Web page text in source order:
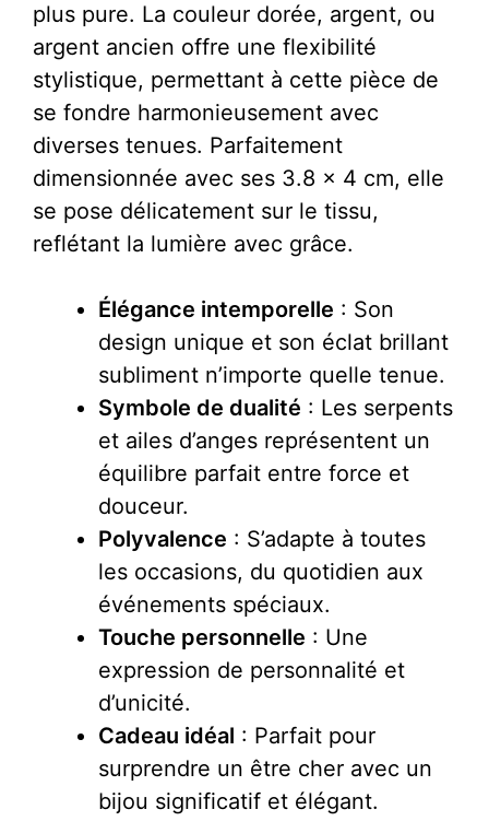
plus pure. La couleur dorée, argent, ou
argent ancien offre une flexibilité
stylistique, permettant à cette pièce de
se fondre harmonieusement avec
diverses tenues. Parfaitement
dimensionnée avec ses 3.8 x 4 cm, elle
se pose délicatement sur le tissu,
reflétant la lumière avec grâce.
Élégance intemporelle : Son
design unique et son éclat brillant
subliment n’importe quelle tenue.
Symbole de dualité : Les serpents
et ailes d’anges représentent un
équilibre parfait entre force et
douceur.
Polyvalence : S’adapte à toutes
les occasions, du quotidien aux
événements spéciaux.
Touche personnelle : Une
expression de personnalité et
d’unicité.
Cadeau idéal : Parfait pour
surprendre un être cher avec un
bijou significatif et élégant.